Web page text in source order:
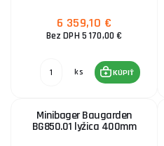
6 359,10 €
Bez DPH 5 170,00 €
ks KÚPIŤ
Minibager Baugarden
BG850.01 lyžica 400mm